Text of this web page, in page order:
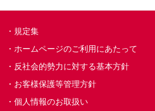
規定集
ホームページのご利用にあたって
反社会的勢力に対する基本方針
お客様保護等管理方針
個人情報のお取扱い